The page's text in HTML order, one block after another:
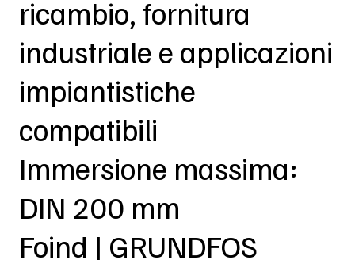
ricambio, fornitura
industriale e applicazioni
impiantistiche
compatibili
Immersione massima:
DIN 200 mm
Foind | GRUNDFOS